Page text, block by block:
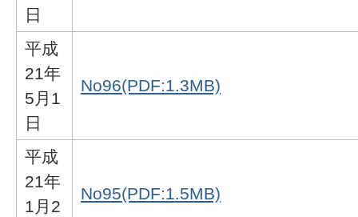
日
平成
21年
5月1
日
No96(PDF:1.3MB)
平成
21年
1月2
No95(PDF:1.5MB)